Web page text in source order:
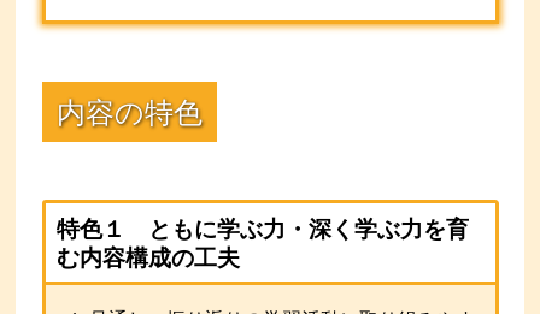
内容の特色
特色１ ともに学ぶ力・深く学ぶ力を育
む内容構成の工夫